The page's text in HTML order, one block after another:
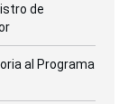
de
al Programa